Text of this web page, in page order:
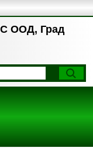
ООД, Град